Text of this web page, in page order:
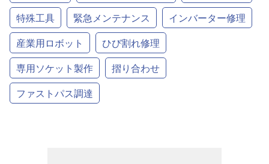
特殊工具
緊急メンテナンス
インバーター修理
産業用ロボット
ひび割れ修理
専用ソケット製作
摺り合わせ
ファストパス調達